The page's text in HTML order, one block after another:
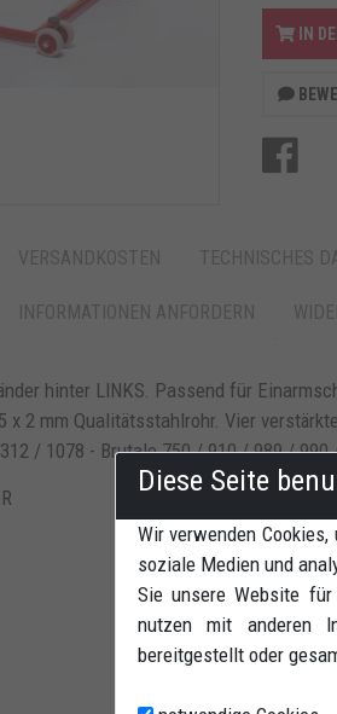
IN
VERSANDKOSTEN TECHNISCHES
INFORMATIONEN ANFORDERN
hinter LINKS. Passend für
x 2 mm Qualitätsstahlrohr. Vier
/ 1078 - Brutale 750 / 910 / 989 / 990
Diese Seite
Wir verwenden
soziale Medien und
Sie unsere Website
nutzen mit anderen
bereitgestellt oder